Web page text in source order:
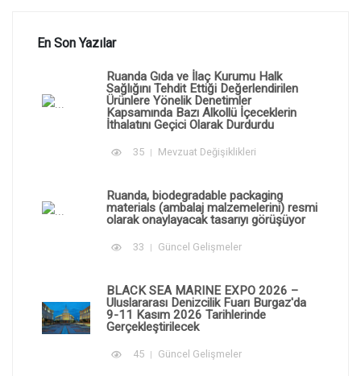
En Son Yazılar
Ruanda Gıda ve İlaç Kurumu Halk
Sağlığını Tehdit Ettiği Değerlendirilen
Ürünlere Yönelik Denetimler
Kapsamında Bazı Alkollü İçeceklerin
İthalatını Geçici Olarak Durdurdu
35 Mevzuat Değişiklikleri
Ruanda, biodegradable packaging
materials (ambalaj malzemelerini) resmi
olarak onaylayacak tasarıyı görüşüyor
33 Güncel Gelişmeler
BLACK SEA MARINE EXPO 2026 –
Uluslararası Denizcilik Fuarı Burgaz'da
9-11 Kasım 2026 Tarihlerinde
Gerçekleştirilecek
45 Güncel Gelişmeler